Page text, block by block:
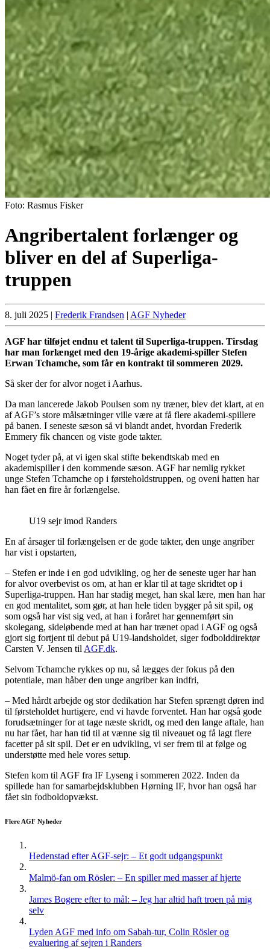
Foto: Rasmus Fisker
Angribertalent forlænger og
bliver en del af Superliga-
truppen
8. juli 2025 | Frederik Frandsen | AGF Nyheder
AGF har tilføjet endnu et talent til Superliga-truppen. Tirsdag
har man forlænget med den 19-årige akademi-spiller Stefen
Erwan Tchamche, som får en kontrakt til sommeren 2029.
Så sker der for alvor noget i Aarhus.
Da man lancerede Jakob Poulsen som ny træner, blev det klart, at en
af AGF’s store målsætninger ville være at få flere akademi-spillere
på banen. I seneste sæson så vi blandt andet, hvordan Frederik
Emmery fik chancen og viste gode takter.
Noget tyder på, at vi igen skal stifte bekendtskab med en
akademispiller i den kommende sæson. AGF har nemlig rykket
unge Stefen Tchamche op i førsteholdstruppen, og oveni hatten har
han fået en fire år forlængelse.
U19 sejr imod Randers
En af årsager til forlængelsen er de gode takter, den unge angriber
har vist i opstarten,
– Stefen er inde i en god udvikling, og her de seneste uger har han
for alvor overbevist os om, at han er klar til at tage skridtet op i
Superliga-truppen. Han har stadig meget, han skal lære, men han har
en god mentalitet, som gør, at han hele tiden bygger på sit spil, og
som også har vist sig ved, at han i foråret har gennemført sin
skolegang, sideløbende med at han har trænet opad i AGF og også
gjort sig fortjent til debut på U19-landsholdet, siger fodbolddirektør
Carsten V. Jensen til AGF.dk.
Selvom Tchamche rykkes op nu, så lægges der fokus på den
potentiale, man håber den unge angriber kan indfri,
– Med hårdt arbejde og stor dedikation har Stefen sprængt døren ind
til førsteholdet hurtigere, end vi havde forventet. Han har også gode
forudsætninger for at tage næste skridt, og med den lange aftale, han
nu har fået, har han tid til at vænne sig til niveauet og få lagt flere
facetter på sit spil. Det er en udvikling, vi ser frem til at følge og
understøtte med hele vores setup.
Stefen kom til AGF fra IF Lyseng i sommeren 2022. Inden da
spillede han for samarbejdsklubben Hørning IF, hvor han også har
fået sin fodboldopvækst.
Flere AGF Nyheder
Hedenstad efter AGF-sejr: – Et godt udgangspunkt
Malmö-fan om Rösler: – En spiller med masser af hjerte
James Bogere efter to mål: – Jeg har altid haft troen på mig
selv
Lyden AGF med info om Sabah-tur, Colin Rösler og
evaluering af sejren i Randers